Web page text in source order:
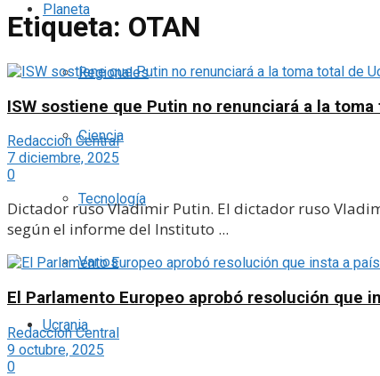
Planeta
Regionales
Ciencia
Tecnología
Varios
Ucrania
Etiqueta: OTAN
ISW sostiene que Putin no renunciará a la
Redaccion Central
7 diciembre, 2025
0
Dictador ruso Vladimir Putin. El dictador ruso
según el informe del Instituto ...
El Parlamento Europeo aprobó resolución que
Redaccion Central
9 octubre, 2025
0